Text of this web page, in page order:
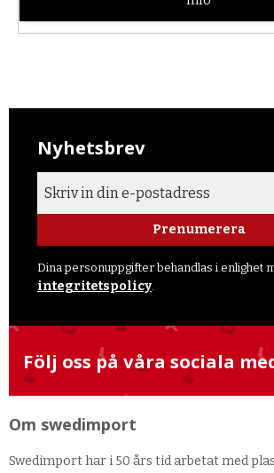
Nyhetsbrev
Prenumerera
Dina personuppgifter behandlas i enlighet
integritetspolicy.
Följ oss på våra sociala
Om swedimport
Swedimport har i 50 års tid arbetat med